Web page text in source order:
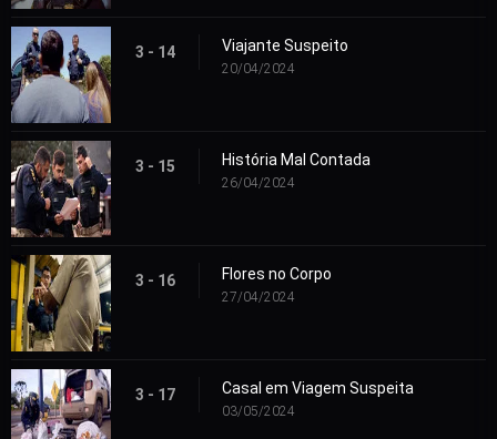
3 - 14 Viajante Suspeito
20/04/2024
3 - 15 História Mal Contada
26/04/2024
3 - 16 Flores no Corpo
27/04/2024
3 - 17 Casal em Viagem Suspeita
03/05/2024